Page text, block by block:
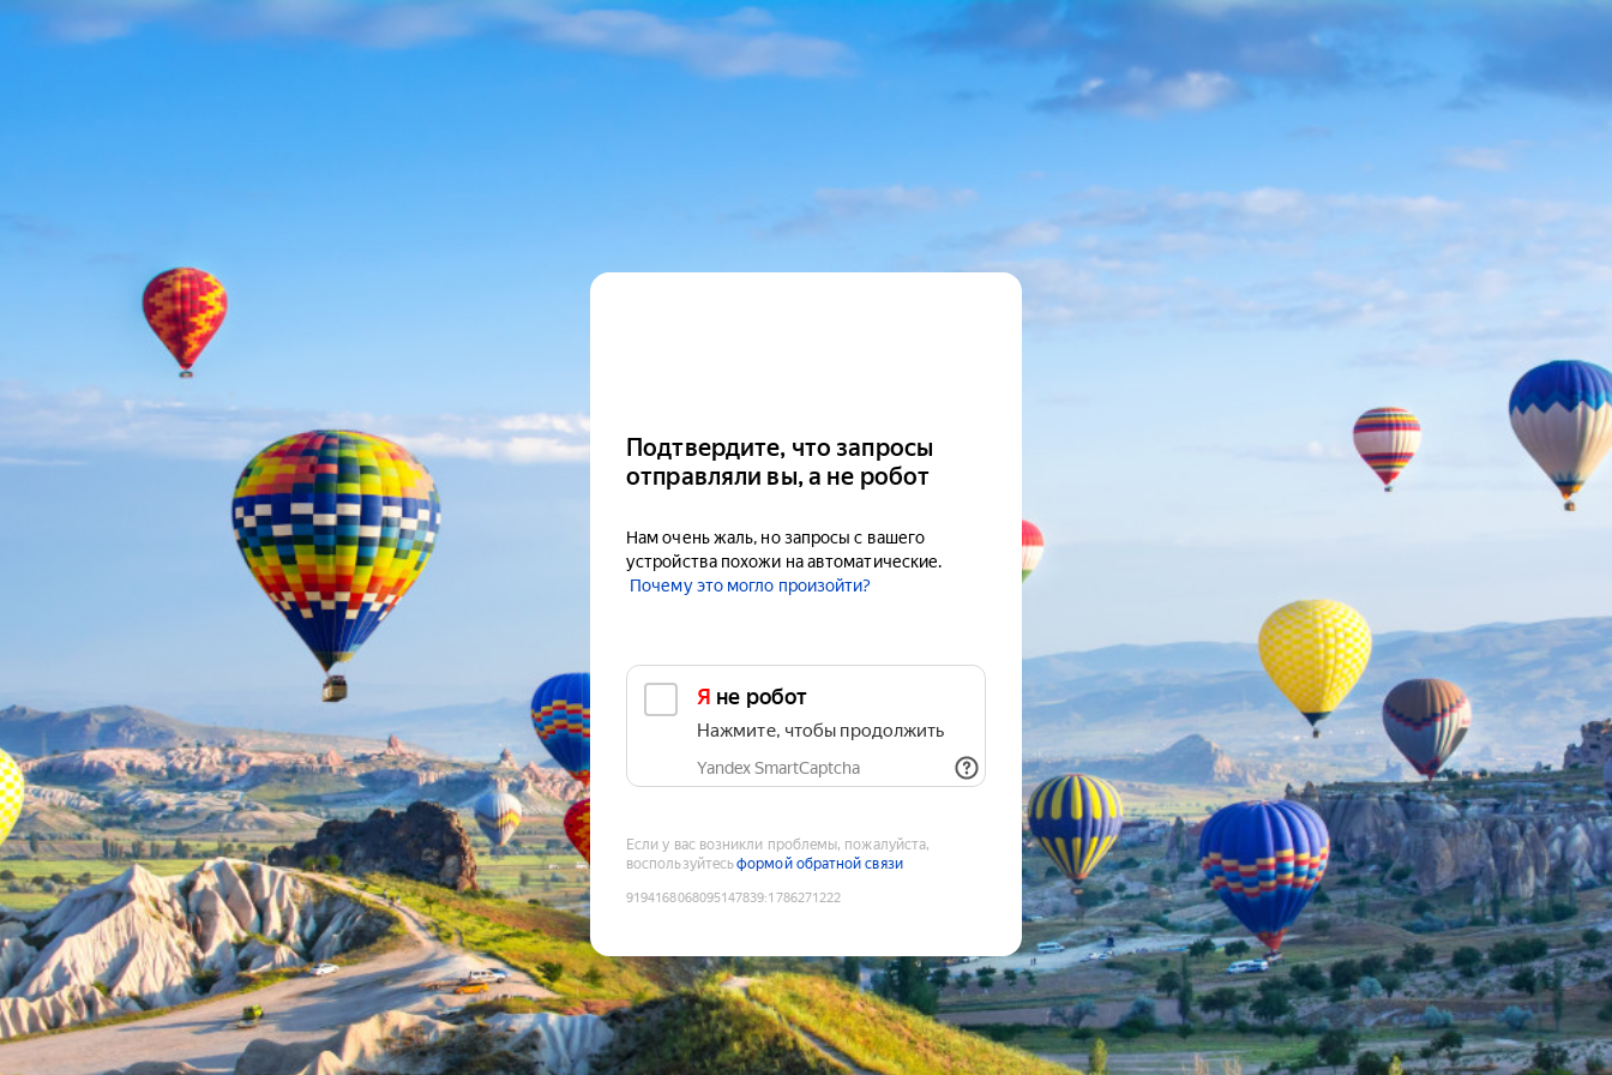
Подтвердите, что запросы
отправляли вы, а не робот
Нам очень жаль, но запросы с вашего
устройства похожи на автоматические.
Почему это могло произойти?
Я не робот
Нажмите, чтобы продолжить
Yandex SmartCaptcha
Если у вас возникли проблемы, пожалуйста,
воспользуйтесьформой обратной связи
9194168068095147839:1786271222